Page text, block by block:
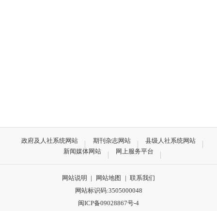
政府及人社系统网站 期刊杂志网站
县级人社系统网站
新闻媒体网站
网上服务平台
网站说明 | 网站地图 | 联系我们
网站标识码:3505000048
闽ICP备09028867号-4